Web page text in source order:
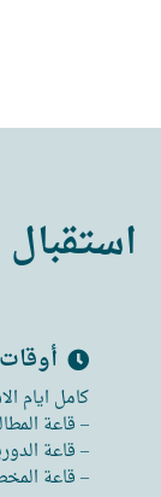
كامل ايام
– قاعة
– قاعة
– قاعة